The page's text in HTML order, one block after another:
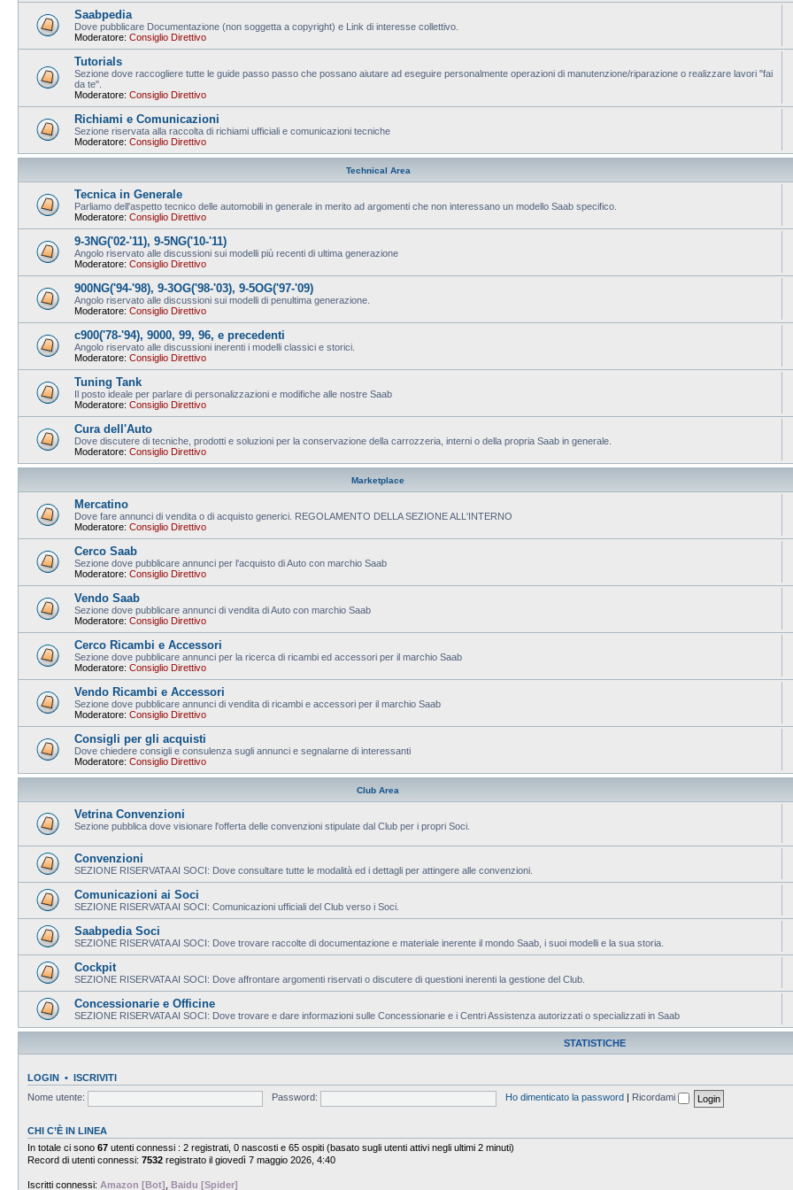
Saabpedia
Dove pubblicare Documentazione (non soggetta a copyright) e Link di interesse collettivo.
Moderatore: Consiglio Direttivo
Tutorials
Sezione dove raccogliere tutte le guide passo passo che possano aiutare ad eseguire personalmente operazioni di manutenzione/riparazione o realizzare lavori "fai
da te".
Moderatore: Consiglio Direttivo
Richiami e Comunicazioni
Sezione riservata alla raccolta di richiami ufficiali e comunicazioni tecniche
Moderatore: Consiglio Direttivo
Technical Area
Tecnica in Generale
Parliamo dell'aspetto tecnico delle automobili in generale in merito ad argomenti che non interessano un modello Saab specifico.
Moderatore: Consiglio Direttivo
9-3NG('02-'11), 9-5NG('10-'11)
Angolo riservato alle discussioni sui modelli più recenti di ultima generazione
Moderatore: Consiglio Direttivo
900NG('94-'98), 9-3OG('98-'03), 9-5OG('97-'09)
Angolo riservato alle discussioni sui modelli di penultima generazione.
Moderatore: Consiglio Direttivo
c900('78-'94), 9000, 99, 96, e precedenti
Angolo riservato alle discussioni inerenti i modelli classici e storici.
Moderatore: Consiglio Direttivo
Tuning Tank
Il posto ideale per parlare di personalizzazioni e modifiche alle nostre Saab
Moderatore: Consiglio Direttivo
Cura dell'Auto
Dove discutere di tecniche, prodotti e soluzioni per la conservazione della carrozzeria, interni o della propria Saab in generale.
Moderatore: Consiglio Direttivo
Marketplace
Mercatino
Dove fare annunci di vendita o di acquisto generici. REGOLAMENTO DELLA SEZIONE ALL'INTERNO
Moderatore: Consiglio Direttivo
Cerco Saab
Sezione dove pubblicare annunci per l'acquisto di Auto con marchio Saab
Moderatore: Consiglio Direttivo
Vendo Saab
Sezione dove pubblicare annunci di vendita di Auto con marchio Saab
Moderatore: Consiglio Direttivo
Cerco Ricambi e Accessori
Sezione dove pubblicare annunci per la ricerca di ricambi ed accessori per il marchio Saab
Moderatore: Consiglio Direttivo
Vendo Ricambi e Accessori
Sezione dove pubblicare annunci di vendita di ricambi e accessori per il marchio Saab
Moderatore: Consiglio Direttivo
Consigli per gli acquisti
Dove chiedere consigli e consulenza sugli annunci e segnalarne di interessanti
Moderatore: Consiglio Direttivo
Club Area
Vetrina Convenzioni
Sezione pubblica dove visionare l'offerta delle convenzioni stipulate dal Club per i propri Soci.
Convenzioni
SEZIONE RISERVATA AI SOCI: Dove consultare tutte le modalità ed i dettagli per attingere alle convenzioni.
Comunicazioni ai Soci
SEZIONE RISERVATA AI SOCI: Comunicazioni ufficiali del Club verso i Soci.
Saabpedia Soci
SEZIONE RISERVATA AI SOCI: Dove trovare raccolte di documentazione e materiale inerente il mondo Saab, i suoi modelli e la sua storia.
Cockpit
SEZIONE RISERVATA AI SOCI: Dove affrontare argomenti riservati o discutere di questioni inerenti la gestione del Club.
Concessionarie e Officine
SEZIONE RISERVATA AI SOCI: Dove trovare e dare informazioni sulle Concessionarie e i Centri Assistenza autorizzati o specializzati in Saab
STATISTICHE
LOGIN • ISCRIVITI
Nome utente:
Password: Ho dimenticato la password Ricordami
CHI C’È IN LINEA
In totale ci sono 67 utenti connessi : 2 registrati, 0 nascosti e 65 ospiti (basato sugli utenti attivi negli ultimi 2 minuti)
Record di utenti connessi: 7532 registrato il giovedì 7 maggio 2026, 4:40
Iscritti connessi: Amazon [Bot] Baidu [Spider]